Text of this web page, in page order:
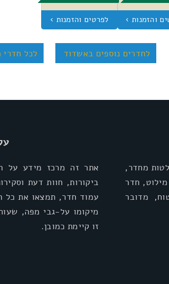
לחדרים נוספים באשדוד לכל
מחדר,
חדר
מדובר
אתר זה מרכז מידע על
ביקורות, חוות דעת
עמוד חדר, תמצאו את כל
מיקומו על-גבי מפה,
זו קיימת כמובן.